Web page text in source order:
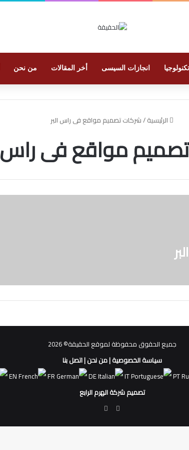
انجازات السيسى أخر المقالات من نحن
الرئيسية/شركات تصميم مواقع فى راس البر
مواقع فى راس
جميع الحقوق محفوظة لموقع الحقيقة© 2026
سياسة الخصوصية|من نحن|اتصل بنا
EN FR DE IT PT
تصميم شركة الهرم الرابع
فيسبوك